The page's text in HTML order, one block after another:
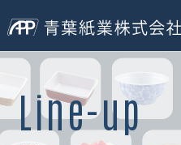
Line-up